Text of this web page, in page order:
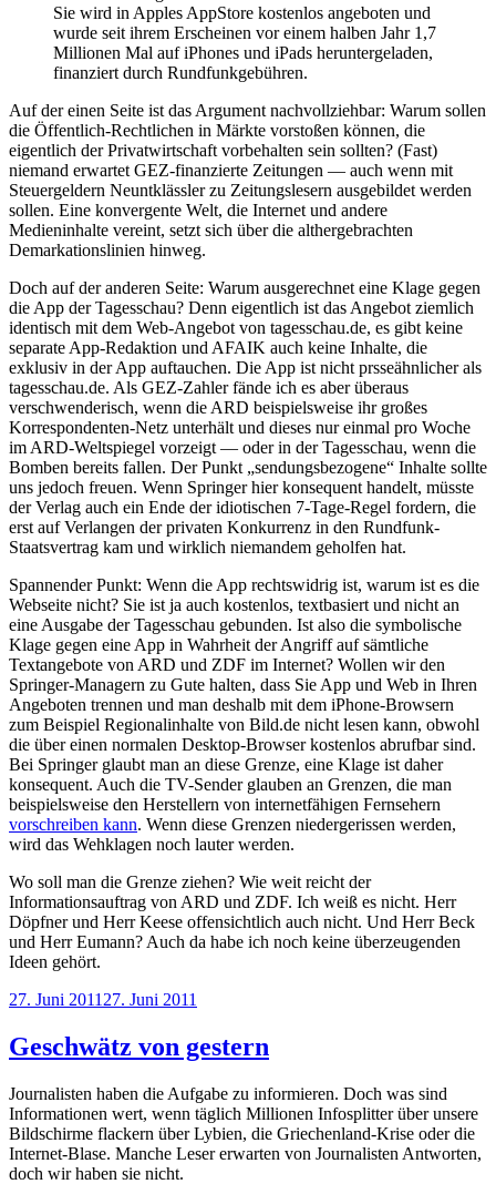
Sie wird in Apples AppStore kostenlos angeboten und
wurde seit ihrem Erscheinen vor einem halben Jahr 1,7
Millionen Mal auf iPhones und iPads heruntergeladen,
finanziert durch Rundfunkgebühren.
Auf der einen Seite ist das Argument nachvollziehbar: Warum sollen
die Öffentlich-Rechtlichen in Märkte vorstoßen können, die
eigentlich der Privatwirtschaft vorbehalten sein sollten? (Fast)
niemand erwartet GEZ-finanzierte Zeitungen — auch wenn mit
Steuergeldern Neuntklässler zu Zeitungslesern ausgebildet werden
sollen. Eine konvergente Welt, die Internet und andere
Medieninhalte vereint, setzt sich über die althergebrachten
Demarkationslinien hinweg.
Doch auf der anderen Seite: Warum ausgerechnet eine Klage gegen
die App der Tagesschau? Denn eigentlich ist das Angebot ziemlich
identisch mit dem Web-Angebot von tagesschau.de, es gibt keine
separate App-Redaktion und AFAIK auch keine Inhalte, die
exklusiv in der App auftauchen. Die App ist nicht prsseähnlicher als
tagesschau.de. Als GEZ-Zahler fände ich es aber überaus
verschwenderisch, wenn die ARD beispielsweise ihr großes
Korrespondenten-Netz unterhält und dieses nur einmal pro Woche
im ARD-Weltspiegel vorzeigt — oder in der Tagesschau, wenn die
Bomben bereits fallen. Der Punkt „sendungsbezogene“ Inhalte sollte
uns jedoch freuen. Wenn Springer hier konsequent handelt, müsste
der Verlag auch ein Ende der idiotischen 7-Tage-Regel fordern, die
erst auf Verlangen der privaten Konkurrenz in den Rundfunk-
Staatsvertrag kam und wirklich niemandem geholfen hat.
Spannender Punkt: Wenn die App rechtswidrig ist, warum ist es die
Webseite nicht? Sie ist ja auch kostenlos, textbasiert und nicht an
eine Ausgabe der Tagesschau gebunden. Ist also die symbolische
Klage gegen eine App in Wahrheit der Angriff auf sämtliche
Textangebote von ARD und ZDF im Internet? Wollen wir den
Springer-Managern zu Gute halten, dass Sie App und Web in Ihren
Angeboten trennen und man deshalb mit dem iPhone-Browsern
zum Beispiel Regionalinhalte von Bild.de nicht lesen kann, obwohl
die über einen normalen Desktop-Browser kostenlos abrufbar sind.
Bei Springer glaubt man an diese Grenze, eine Klage ist daher
konsequent. Auch die TV-Sender glauben an Grenzen, die man
beispielsweise den Herstellern von internetfähigen Fernsehern
vorschreiben kann. Wenn diese Grenzen niedergerissen werden,
wird das Wehklagen noch lauter werden.
Wo soll man die Grenze ziehen? Wie weit reicht der
Informationsauftrag von ARD und ZDF. Ich weiß es nicht. Herr
Döpfner und Herr Keese offensichtlich auch nicht. Und Herr Beck
und Herr Eumann? Auch da habe ich noch keine überzeugenden
Ideen gehört.
Veröffentlicht
27. Juni 2011 27. Juni 2011
Geschwätz von gestern
Journalisten haben die Aufgabe zu informieren. Doch was sind
Informationen wert, wenn täglich Millionen Infosplitter über unsere
Bildschirme flackern über Lybien, die Griechenland-Krise oder die
Internet-Blase. Manche Leser erwarten von Journalisten Antworten,
doch wir haben sie nicht.